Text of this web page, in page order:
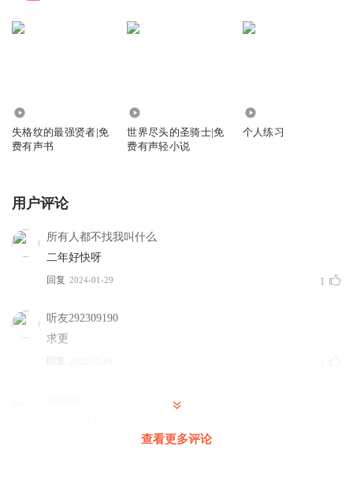
失格纹的最强贤者|免
费有声书
世界尽头的圣骑士|免
费有声轻小说
个人练习
用户评论
所有人都不找我叫什么
二年好快呀
回复 2024-01-29 1
听友292309190
求更
回复
查看更多评论